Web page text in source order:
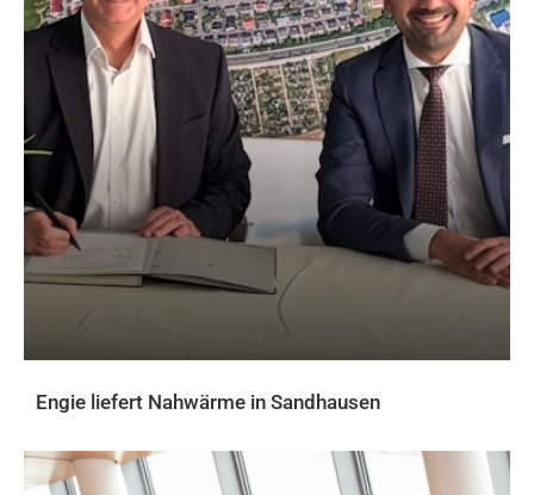
Engie liefert Nahwärme in Sandhausen